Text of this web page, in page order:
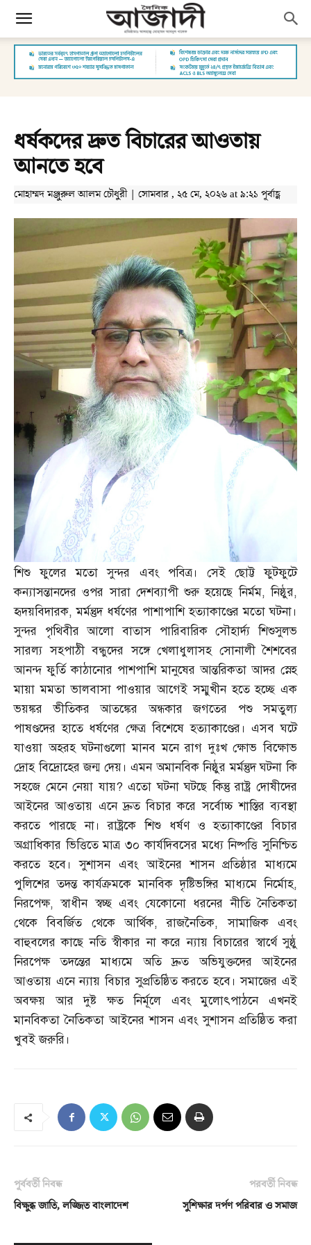
ধর্ষকদের দ্রুত বিচারের আওতায়
আনতে হবে
মোহাম্মদ মঞ্জুরুল আলম চৌধুরী | সোমবার , ২৫ মে, ২০২৬ at ৯:২১ পূর্বাহ্ণ
শিশু ফুলের মতো সুন্দর এবং পবিত্র। সেই ছোট্ট ফুটফুটে
কন্যাসন্তানদের ওপর সারা দেশব্যাপী শুরু হয়েছে নির্মম,নিষ্ঠুর,
হৃদয়বিদারক,মর্মন্তুদ ধর্ষণের পাশাপাশি হত্যাকাণ্ডের মতো ঘটনা।
সুন্দর পৃথিবীর আলো বাতাস পারিবারিক সৌহার্দ্য শিশুসুলভ
সারল্য সহপাঠী বন্ধুদের সঙ্গে খেলাধুলাসহ সোনালী শৈশবের
আনন্দ ফুর্তি কাঠানোর পাশপাশি মানুষের আন্তরিকতা আদর স্নেহ
মায়া মমতা ভালবাসা পাওয়ার আগেই সম্মুখীন হতে হচ্ছে এক
ভয়ঙ্কর ভীতিকর আতঙ্কের অন্ধকার জগতের পশু সমতুল্য
পাষণ্ডদের হাতে ধর্ষণের ক্ষেত্র বিশেষে হত্যাকাণ্ডের। এসব ঘটে
যাওয়া অহরহ ঘটনাগুলো মানব মনে রাগ দুঃখ ক্ষোভ বিক্ষোভ
দ্রোহ বিদ্রোহের জন্ম দেয়। এমন অমানবিক নিষ্ঠুর মর্মন্তুদ ঘটনা কি
সহজে মেনে নেয়া যায়?এতো ঘটনা ঘটছে কিন্তু রাষ্ট্র দোষীদের
আইনের আওতায় এনে দ্রুত বিচার করে সর্বোচ্চ শাস্তির ব্যবস্থা
করতে পারছে না। রাষ্ট্রকে শিশু ধর্ষণ ও হত্যাকাণ্ডের বিচার
অগ্রাধিকার ভিত্তিতে মাত্র ৩০ কার্যদিবসের মধ্যে নিষ্পত্তি সুনিশ্চিত
করতে হবে। সুশাসন এবং আইনের শাসন প্রতিষ্ঠার মাধ্যমে
পুলিশের তদন্ত কার্যক্রমকে মানবিক দৃষ্টিভঙ্গির মাধ্যমে নির্মোহ,
নিরপেক্ষ,স্বাধীন স্বচ্ছ এবং যেকোনো ধরনের নীতি নৈতিকতা
থেকে বিবর্জিত থেকে আর্থিক,রাজনৈতিক,সামাজিক এবং
বাহুবলের কাছে নতি স্বীকার না করে ন্যায় বিচারের স্বার্থে সুষ্ঠু
নিরপেক্ষ তদন্তের মাধ্যমে অতি দ্রুত অভিযুক্তদের আইনের
আওতায় এনে ন্যায় বিচার সুপ্রতিষ্ঠিত করতে হবে। সমাজের এই
অবক্ষয় আর দুষ্ট ক্ষত নির্মূলে এবং মুলোৎপাঠনে এখনই
মানবিকতা নৈতিকতা আইনের শাসন এবং সুশাসন প্রতিষ্ঠিত করা
খুবই জরুরি।
পূর্ববর্তী নিবন্ধ
বিক্ষুব্ধ জাতি, লজ্জিত বাংলাদেশ
পরবর্তী নিবন্ধ
সুশিক্ষার দর্পণ পরিবার ও সমাজ